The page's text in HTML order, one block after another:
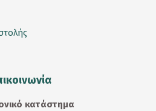
κατάστημα